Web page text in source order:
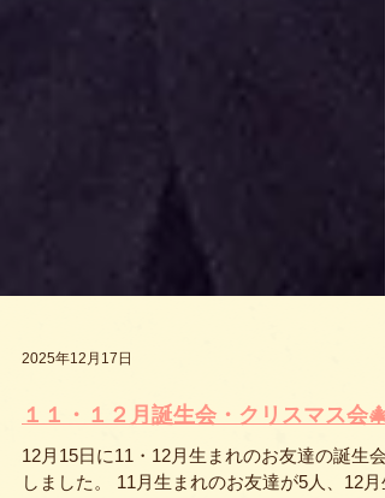
2025年12月17日
１１・１２月誕生会・クリスマス会🎄